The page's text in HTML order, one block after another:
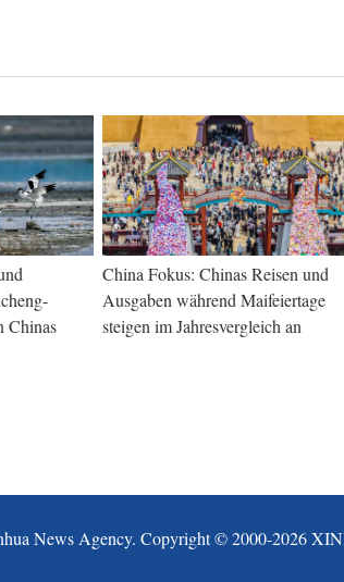
Chinas
China Fokus: Chinas Reisen und
Ausgaben während Maifeiertage
steigen im Jahresvergleich an
News Agency. Copyright © 2000-2026